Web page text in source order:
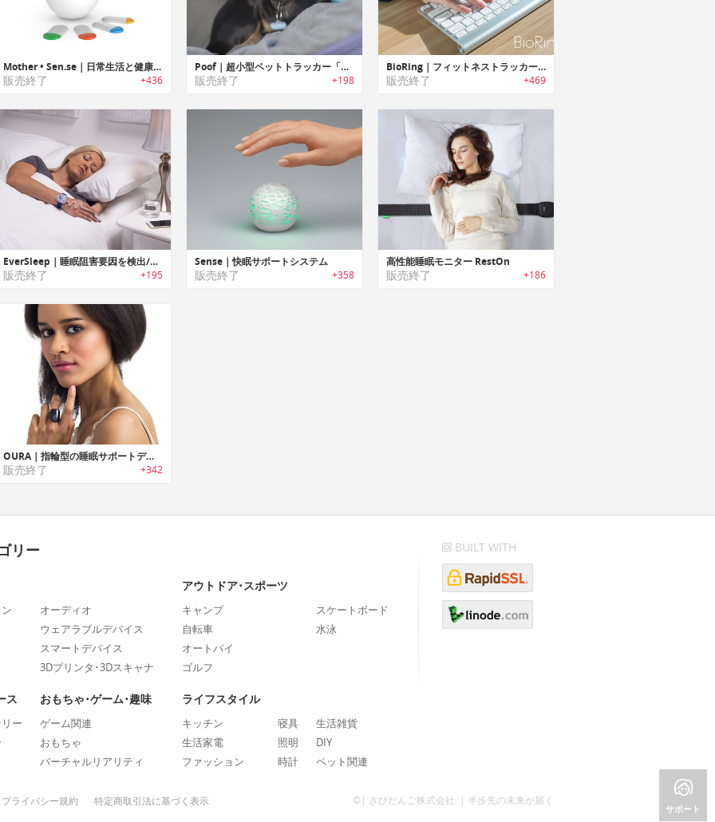
Mother • Sen.se｜日常生活と健康に役立つスマートセット
販売終了 +436
Poof｜超小型ペットトラッカー「プーフ」
販売終了 +198
BioRing｜フィットネストラッカーリング「バイオリング」
販売終了 +469
EverSleep｜睡眠阻害要因を検出/トラックし睡眠改善のためのコーチングを行うスリープトラッカー「エバースリープ」
販売終了 +195
Sense｜快眠サポートシステム
販売終了 +358
高性能睡眠モニター RestOn
販売終了 +186
OURA｜指輪型の睡眠サポートデバイス「オーラ」
販売終了 +342
サポート
リー
オーディオ
ウェアラブルデバイス
スマートデバイス
3Dプリンタ･3Dスキャナ
アウトドア･スポーツ
キャンプ
自転車
オートバイ
ゴルフ
スケートボード
水泳
ス
ー
おもちゃ･ゲーム･趣味
ゲーム関連
おもちゃ
バーチャルリアリティ
ライフスタイル
キッチン
生活家電
ファッション
寝具
照明
時計
生活雑貨
DIY
ペット関連
BUILT WITH
プライバシー規約 特定商取引法に基づく表示 ©| きびだんご株式会社 | 半歩先の未来が届く